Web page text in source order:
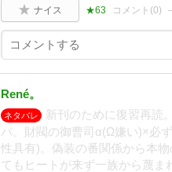
ナイス ★63 コメント(0)
René。
ネタバレ
新刊のために復習再読
バ。財閥の御曹司α(Ω嫌い)×必
性具有)。偽装の番関係から本
てもヒートが来ず一族から蔑ま